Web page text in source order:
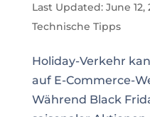
Last Updated: June 12,
Technische Tipps
Holiday-Verkehr
auf E-Commerce-
Während Black